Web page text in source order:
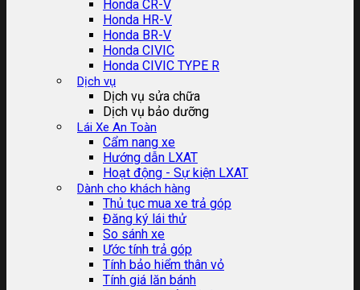
Honda CR-V
Honda HR-V
Honda BR-V
Honda CIVIC
Honda CIVIC TYPE R
Dịch vụ
Dịch vụ sửa chữa
Dịch vụ bảo dưỡng
Lái Xe An Toàn
Cẩm nang xe
Hướng dẫn LXAT
Hoạt động - Sự kiện LXAT
Dành cho khách hàng
Thủ tục mua xe trả góp
Đăng ký lái thử
So sánh xe
Ước tính trả góp
Tính bảo hiểm thân vỏ
Tính giá lăn bánh